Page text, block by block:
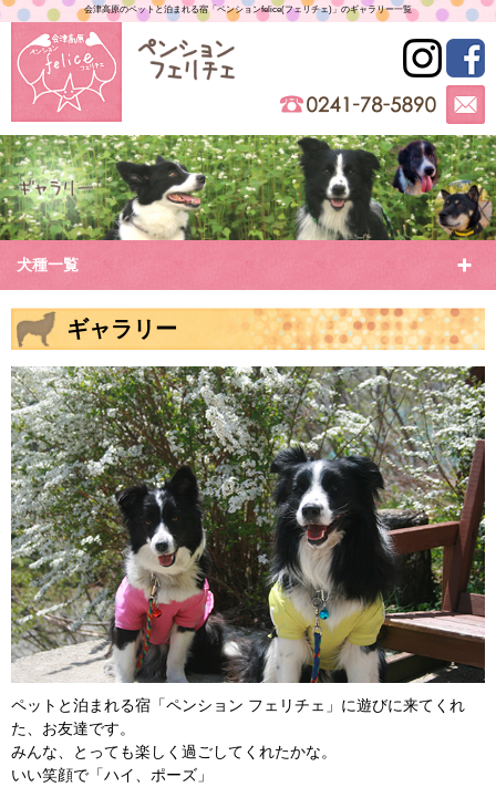
会津高原のペットと泊まれる宿「ペンションfelice(フェリチェ)」のギャラリー一覧
犬種一覧
ギャラリー
ペットと泊まれる宿「ペンション フェリチェ」に遊びに来てくれ
た、お友達です。
みんな、とっても楽しく過ごしてくれたかな。
いい笑顔で「ハイ、ポーズ」